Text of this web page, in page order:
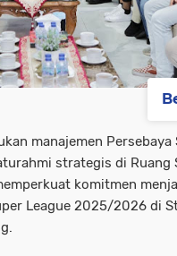
manajemen Persebaya
strategis di Ruang
komitmen
League 2025/2026 di